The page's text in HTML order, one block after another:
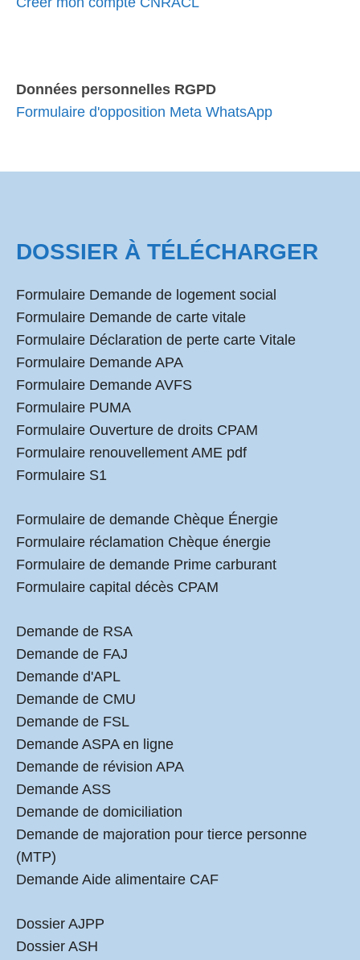
Données personnelles RGPD
Formulaire d'opposition Meta WhatsApp
DOSSIER À TÉLÉCHARGER
Formulaire Demande de logement social
Formulaire Demande de carte vitale
Formulaire Déclaration de perte carte Vitale
Formulaire Demande APA
Formulaire Demande AVFS
Formulaire PUMA
Formulaire Ouverture de droits CPAM
Formulaire renouvellement AME pdf
Formulaire S1
Formulaire de demande Chèque Énergie
Formulaire réclamation Chèque énergie
Formulaire de demande Prime carburant
Formulaire capital décès CPAM
Demande de RSA
Demande de FAJ
Demande d'APL
Demande de CMU
Demande de FSL
Demande ASPA en ligne
Demande de révision APA
Demande ASS
Demande de domiciliation
Demande de majoration pour tierce personne
(MTP)
Demande Aide alimentaire CAF
Dossier AJPP
Dossier ASH